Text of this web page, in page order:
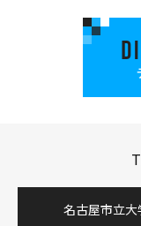
名古屋市⽴⼤